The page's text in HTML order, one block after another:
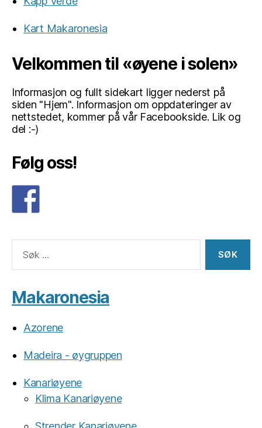
Kart Makaronesia
Velkommen til «øyene i solen»
Informasjon og fullt sidekart ligger nederst på
siden "Hjem". Informasjon om oppdateringer av
nettstedet, kommer på vår Facebookside. Lik og
del :-)
Følg oss!
etter:
Makaronesia
Azorene
Madeira - øygruppen
Kanariøyene
Klima Kanariøyene